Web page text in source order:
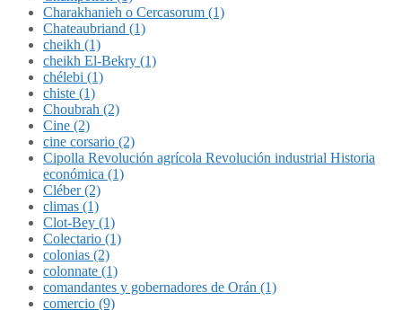
Charakhanieh o Cercasorum (1)
Chateaubriand (1)
cheikh (1)
cheikh El-Bekry (1)
chélebi (1)
chiste (1)
Choubrah (2)
Cine (2)
cine corsario (2)
Cipolla Revolución agrícola Revolución industrial Historia
económica (1)
Cléber (2)
climas (1)
Clot-Bey (1)
Colectario (1)
colonias (2)
colonnate (1)
comandantes y gobernadores de Orán (1)
comercio (9)